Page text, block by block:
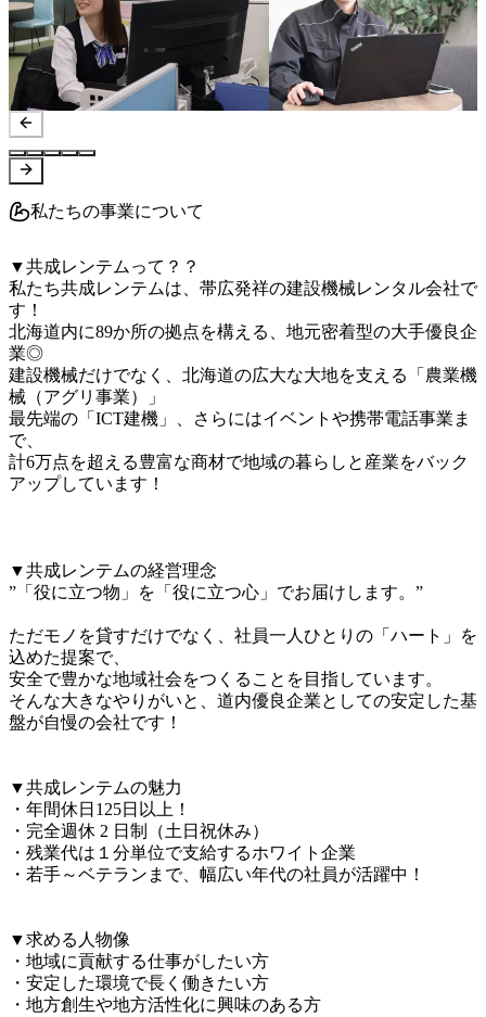
私たちの事業について
▼共成レンテムって？？
私たち共成レンテムは、帯広発祥の建設機械レンタル会社で
す！
北海道内に89か所の拠点を構える、地元密着型の大手優良企
業◎
建設機械だけでなく、北海道の広大な大地を支える「農業機
械（アグリ事業）」
最先端の「ICT建機」、さらにはイベントや携帯電話事業ま
で、
計6万点を超える豊富な商材で地域の暮らしと産業をバック
アップしています！
▼共成レンテムの経営理念
”「役に立つ物」を「役に立つ心」でお届けします。”
ただモノを貸すだけでなく、社員一人ひとりの「ハート」を
込めた提案で、
安全で豊かな地域社会をつくることを目指しています。
そんな大きなやりがいと、道内優良企業としての安定した基
盤が自慢の会社です！
▼共成レンテムの魅力
・年間休日125日以上！
・完全週休 2 日制（土日祝休み）
・残業代は１分単位で支給するホワイト企業
・若手～ベテランまで、幅広い年代の社員が活躍中！
▼求める人物像
・地域に貢献する仕事がしたい方
・安定した環境で長く働きたい方
・地方創生や地方活性化に興味のある方